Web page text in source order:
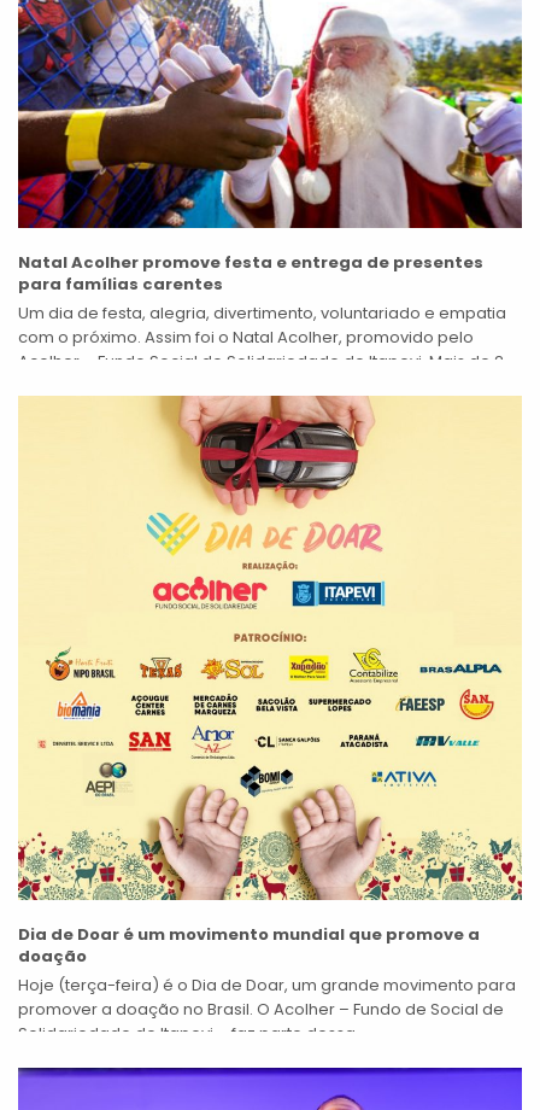
Natal Acolher promove festa e entrega de presentes
para famílias carentes
Um dia de festa, alegria, divertimento, voluntariado e empatia
com o próximo. Assim foi o Natal Acolher, promovido pelo
Acolher – Fundo Social de Solidariedade de Itapevi. Mais de 2...
Dia de Doar é um movimento mundial que promove a
doação
Hoje (terça-feira) é o Dia de Doar, um grande movimento para
promover a doação no Brasil. O Acolher – Fundo de Social de
Solidariedade de Itapevi – faz parte dessa...